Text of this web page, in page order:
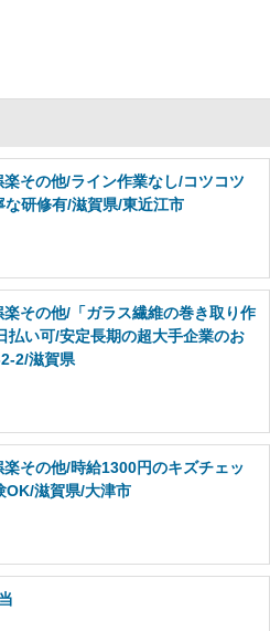
その他/ライン作業なし/コツコツ
研修有/滋賀県/東近江市
その他/「ガラス繊維の巻き取り作
払い可/安定長期の超大手企業のお
2/滋賀県
その他/時給1300円のキズチェッ
OK/滋賀県/大津市